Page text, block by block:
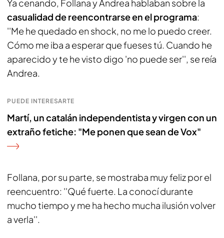
Ya cenando, Follana y Andrea hablaban sobre la
casualidad de reencontrarse en el programa:
''Me he quedado en shock, no me lo puedo creer.
Cómo me iba a esperar que fueses tú. Cuando he
aparecido y te he visto digo 'no puede ser'', se reía
Andrea.
PUEDE INTERESARTE
Martí, un catalán independentista y virgen con un
extraño fetiche: "Me ponen que sean de Vox"
Follana, por su parte, se mostraba muy feliz por el
reencuentro: ''Qué fuerte. La conocí durante
mucho tiempo y me ha hecho mucha ilusión volver
a verla''.